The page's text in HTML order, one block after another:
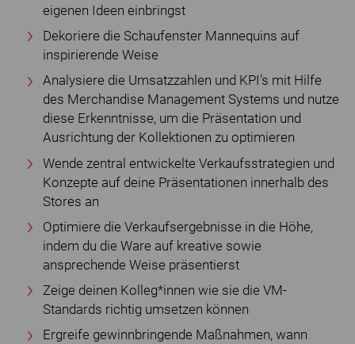
eigenen Ideen einbringst
Dekoriere die Schaufenster Mannequins auf
inspirierende Weise
Analysiere die Umsatzzahlen und KPI’s mit Hilfe
des Merchandise Management Systems und nutze
diese Erkenntnisse, um die Präsentation und
Ausrichtung der Kollektionen zu optimieren
Wende zentral entwickelte Verkaufsstrategien und
Konzepte auf deine Präsentationen innerhalb des
Stores an
Optimiere die Verkaufsergebnisse in die Höhe,
indem du die Ware auf kreative sowie
ansprechende Weise präsentierst
Zeige deinen Kolleg*innen wie sie die VM-
Standards richtig umsetzen können
Ergreife gewinnbringende Maßnahmen, wann